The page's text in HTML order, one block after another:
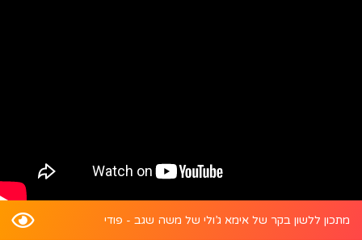
מתכון ללשון בקר של אימא ג’ולי של משה שגב - פודי